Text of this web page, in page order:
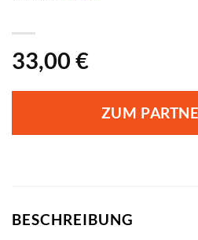
33,00 €
ZUM
BESCHREIBUNG